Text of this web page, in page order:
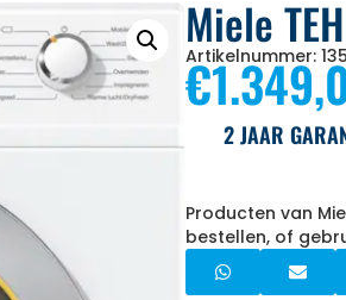
Miele
Artikelnummer:
€
2 JAAR
Producten van
bestellen, of